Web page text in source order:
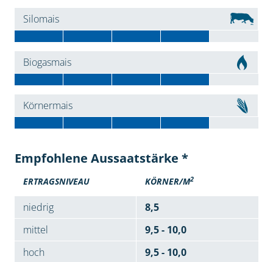
Silomais
Biogasmais
Körnermais
Empfohlene Aussaatstärke *
ERTRAGSNIVEAU KÖRNER/M2
niedrig
8,5
mittel
9,5 - 10,0
hoch
9,5 - 10,0